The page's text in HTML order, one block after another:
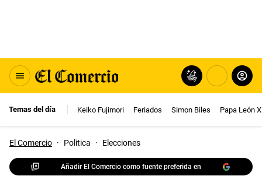
Temas del día Keiko Fujimori Feriados Simon Biles Papa León
El Comercio · Politica · Elecciones
Añadir El Comercio como fuente preferida en